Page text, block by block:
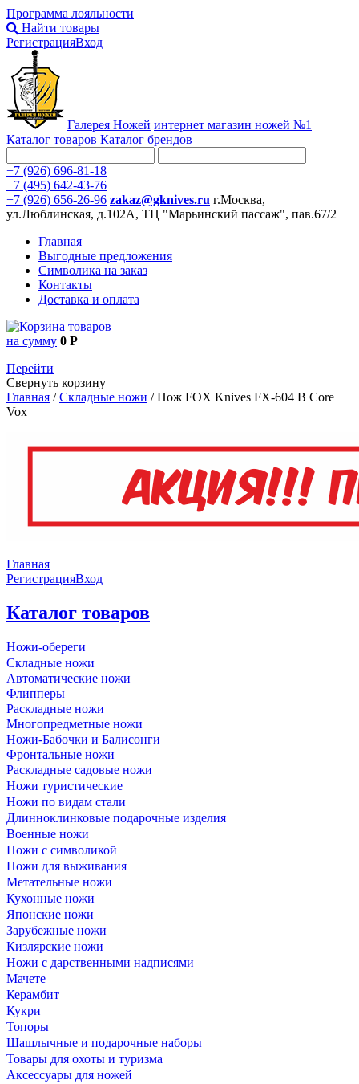
Программа лояльности
Найти товары
РегистрацияВход
Галерея Ножей интернет магазин ножей №1
Каталог товаров Каталог брендов
+7 (926) 696-81-18
+7 (495) 642-43-76
+7 (926) 656-26-96 zakaz@gknives.ru г.Москва,
ул.Люблинская, д.102А, ТЦ "Марьинский пассаж", пав.67/2
Главная
Выгодные предложения
Символика на заказ
Контакты
Доставка и оплата
товаров
на сумму 0 Р
Перейти
Свернуть корзину
Главная /Складные ножи /Нож FOX Knives FX-604 B Core
Vox
Главная
РегистрацияВход
Каталог товаров
Ножи-обереги
Складные ножи
Автоматические ножи
Флипперы
Раскладные ножи
Многопредметные ножи
Ножи-Бабочки и Балисонги
Фронтальные ножи
Раскладные садовые ножи
Ножи туристические
Ножи по видам стали
Длинноклинковые подарочные изделия
Военные ножи
Ножи с символикой
Ножи для выживания
Метательные ножи
Кухонные ножи
Японские ножи
Зарубежные ножи
Кизлярские ножи
Ножи с дарственными надписями
Мачете
Керамбит
Кукри
Топоры
Шашлычные и подарочные наборы
Товары для охоты и туризма
Аксессуары для ножей